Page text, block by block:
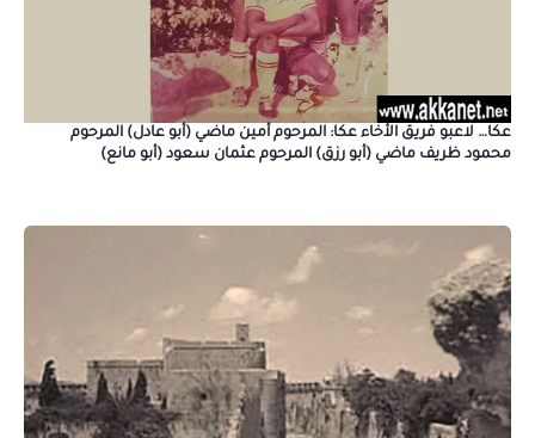
عكا… لاعبو فريق الأخاء عكا: المرحوم أمين ماضي (أبو عادل) المرحوم
محمود ظريف ماضي (أبو رزق) المرحوم عثمان سعود (أبو مانع)